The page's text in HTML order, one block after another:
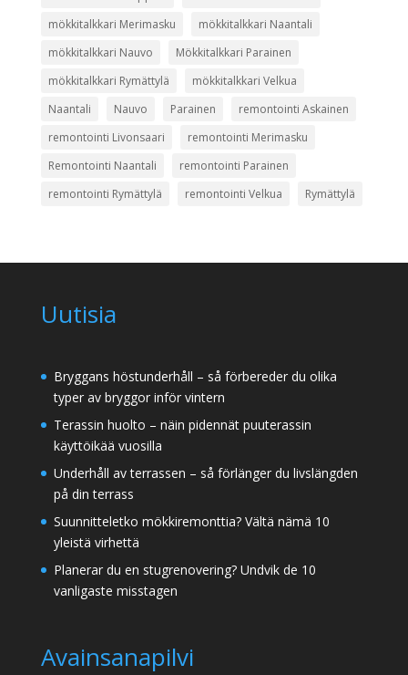
mökkitalkkari Merimasku
mökkitalkkari Naantali
mökkitalkkari Nauvo
Mökkitalkkari Parainen
mökkitalkkari Rymättylä
mökkitalkkari Velkua
Naantali
Nauvo Parainen
remontointi Askainen
remontointi Livonsaari
remontointi Merimasku
Remontointi Naantali
remontointi Parainen
remontointi Rymättylä
remontointi Velkua Rymättylä
Uutisia
Bryggans höstunderhåll – så förbereder du olika
typer av bryggor inför vintern
Terassin huolto – näin pidennät puuterassin
käyttöikää vuosilla
Underhåll av terrassen – så förlänger du livslängden
på din terrass
Suunnitteletko mökkiremonttia? Vältä nämä 10
yleistä virhettä
Planerar du en stugrenovering? Undvik de 10
vanligaste misstagen
Avainsanapilvi